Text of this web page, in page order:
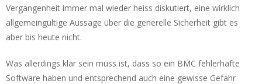
Vergangenheit immer mal wieder heiss diskutiert, eine wirklich
allgemeingültige Aussage über die generelle Sicherheit gibt es
aber bis heute nicht.
Was allerdings klar sein muss ist, dass so ein BMC fehlerhafte
Software haben und entsprechend auch eine gewisse Gefahr